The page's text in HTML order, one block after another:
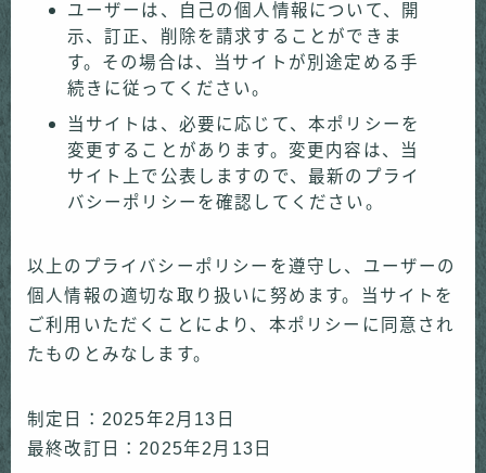
ユーザーは、自己の個人情報について、開
示、訂正、削除を請求することができま
す。その場合は、当サイトが別途定める手
続きに従ってください。
当サイトは、必要に応じて、本ポリシーを
変更することがあります。変更内容は、当
サイト上で公表しますので、最新のプライ
バシーポリシーを確認してください。
以上のプライバシーポリシーを遵守し、ユーザーの
個人情報の適切な取り扱いに努めます。当サイトを
ご利用いただくことにより、本ポリシーに同意され
たものとみなします。
制定日：2025年2月13日
最終改訂日：2025年2月13日